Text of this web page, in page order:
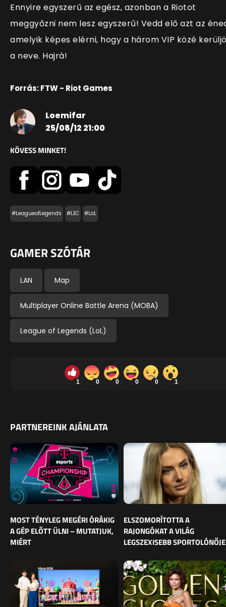
Ennyire egyszerű az egész, azonban a Riotot
meggyőzni nem lesz egyszerű! Vedd elő azt az
amelyik képes elérni, hogy a három VIP közé
a neve. Hajrá!
Forrás: FTW - Riot Games
Loemifar
25/08/12 21:00
KÖVESS MINKET!
#LeagueofLegends #LEC #LoL
GAMER SZÓTÁR
LAN Map
Multiplayer Online Battle Arena (MOBA)
League of Legends (LoL)
1 0 0 0 0 1
PARTNEREINK AJÁNLATA
MOST TÉNYLEG MEGÉRI ÓRÁKIG
A GÉP ELŐTT ÜLNI – MUTATJUK,
MIÉRT
ELSZOMORÍTOTTA A
RAJONGÓKAT A VILÁG
LEGSZEXISEBB SPORTOLÓNŐJE